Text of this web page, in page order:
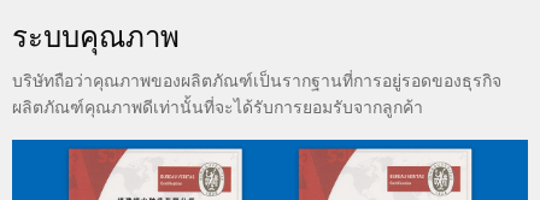
ระบบคุณภาพ
บริษัทถือว่าคุณภาพของผลิตภัณฑ์เป็นรากฐานที่การอยู่รอดของธุรกิจ
ผลิตภัณฑ์คุณภาพดีเท่านั้นที่จะได้รับการยอมรับจากลูกค้า